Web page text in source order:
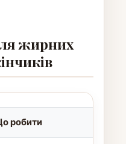
жирних
робити